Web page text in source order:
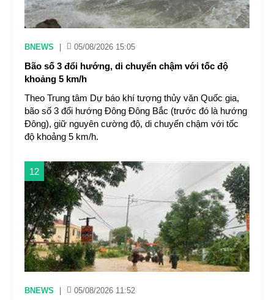
BNEWS 05/08/2026 15:05
Bão số 3 đổi hướng, di chuyển chậm với tốc độ
khoảng 5 km/h
Theo Trung tâm Dự báo khí tượng thủy văn Quốc gia,
bão số 3 đổi hướng Đông Đông Bắc (trước đó là hướng
Đông), giữ nguyên cường độ, di chuyển chậm với tốc
độ khoảng 5 km/h.
12
BNEWS 05/08/2026 11:52